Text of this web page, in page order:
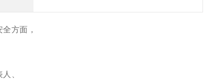
方面，
、